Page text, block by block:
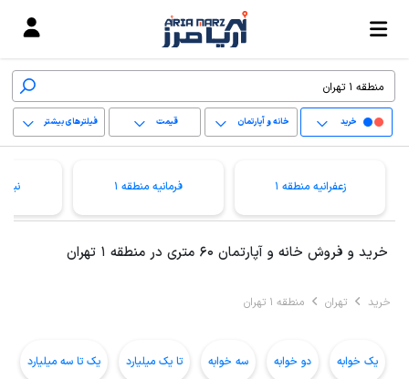
خرید خانه و آپارتمان قیمت فیلترهای بیشتر
پاک کردن محدوده
زعفرانیه منطقه 1 فرمانیه منطقه 1
خرید و فروش خانه و آپارتمان 60 متری در منطقه 1 تهران
خرید تهران منطقه 1 تهران
یک خوابه دو خوابه سه خوابه تا یک میلیارد یک تا سه میلیارد